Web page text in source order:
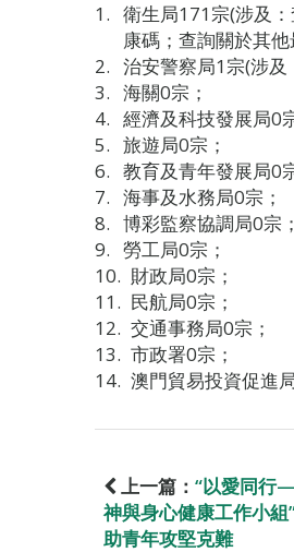
衛生局171宗(涉及
康碼；查詢關於其
治安警察局1宗(涉及
海關0宗；
經濟及科技發展局0
旅遊局0宗；
教育及青年發展局0
海事及水務局0宗；
博彩監察協調局0宗；
勞工局0宗；
財政局0宗；
民航局0宗；
交通事務局0宗；
市政署0宗；
澳門貿易投資促進局
上一篇： “以愛同行
神與身心健康工作小
助青年攻堅克難